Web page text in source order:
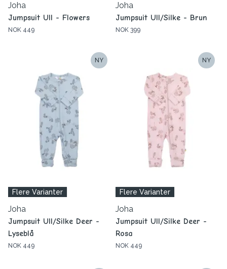
Joha
Jumpsuit Ull - Flowers
NOK 449
Joha
Jumpsuit Ull/Silke - Brun
NOK 399
NY
Flere Varianter
Joha
Jumpsuit Ull/Silke Deer -
Lyseblå
NOK 449
NY
Flere Varianter
Joha
Jumpsuit Ull/Silke Deer -
Rosa
NOK 449